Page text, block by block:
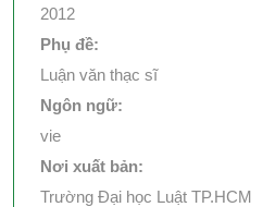
2012
Phụ đề:
Luận văn thạc sĩ
Ngôn ngữ:
vie
Nơi xuất bản:
Trường Đại học Luật TP.HCM